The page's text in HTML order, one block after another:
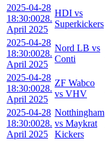
2025-04-28
18:30:0028.
April 2025
HDI vs
Superkickers
2025-04-28
18:30:0028.
April 2025
Nord LB vs
Conti
2025-04-28
18:30:0028.
April 2025
ZF Wabco
vs VHV
2025-04-28
18:30:0028.
April 2025
Notthingham
vs Maykrat
Kickers